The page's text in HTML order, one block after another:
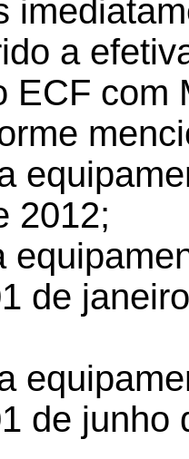
a
ECF com
2012;
de
de junho